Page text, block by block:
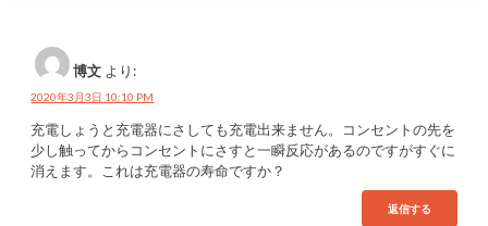
博文 より:
2020年3月3日 10:10 PM
充電しょうと充電器にさしても充電出来ません。コンセントの先を
少し触ってからコンセントにさすと一瞬反応があるのですがすぐに
消えます。これは充電器の寿命ですか？
返信する